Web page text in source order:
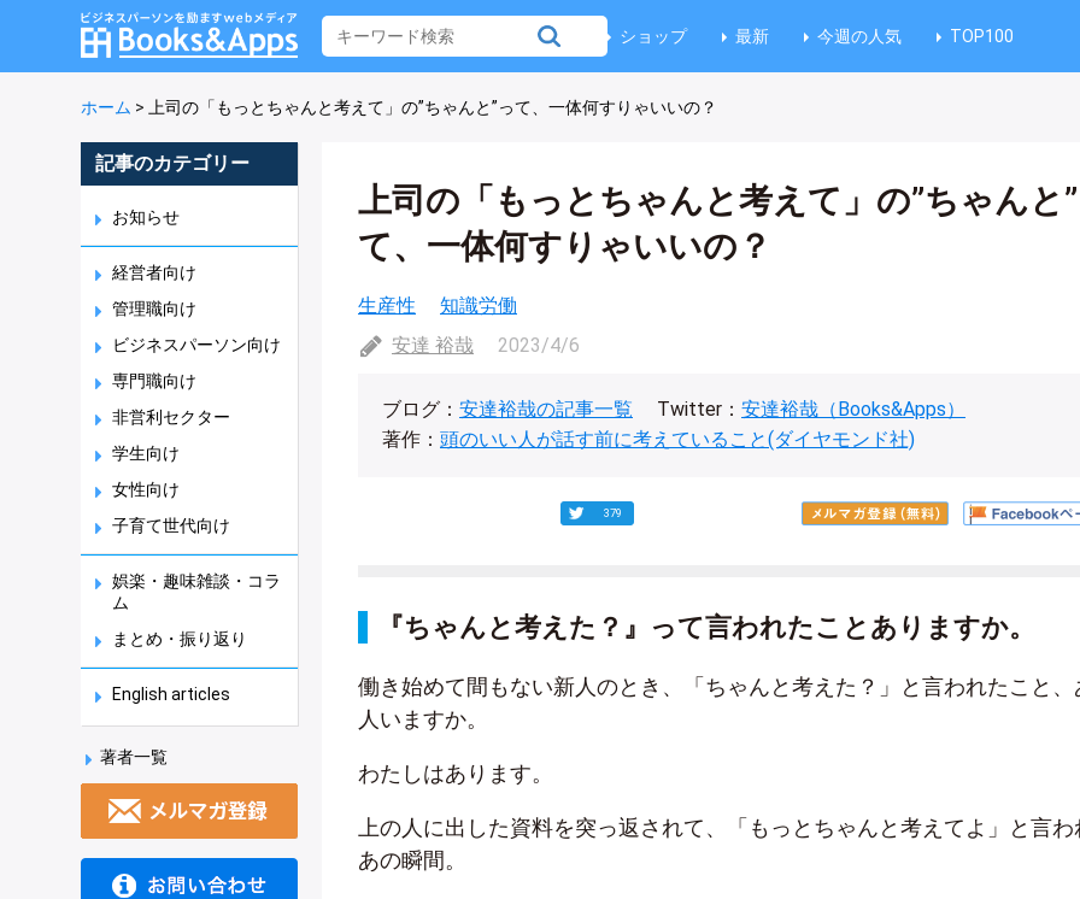
ショップ 最新 今週の人気 TOP100
ホーム > 上司の「もっとちゃんと考えて」の”ちゃんと”って、一体何すりゃいいの？
記事のカテゴリー
お知らせ
経営者向け
管理職向け
ビジネスパーソン向け
専門職向け
非営利セクター
学生向け
女性向け
子育て世代向け
娯楽・趣味雑談・コラ
ム
まとめ・振り返り
English articles
著者一覧
上司の「もっとちゃんと考えて」の”ちゃんと
て、一体何すりゃいいの？
生産性
知識労働
安達 裕哉
2023/4/6
ブログ： 安達裕哉の記事一覧 Twitter： 安達裕哉（Books&Apps）
著作： 頭のいい人が話す前に考えていること(ダイヤモンド社)
379
『ちゃんと考えた？』って言われたことありますか。
働き始めて間もない新人のとき、「ちゃんと考えた？」と言われたこと、
人いますか。
わたしはあります。
上の人に出した資料を突っ返されて、「もっとちゃんと考えてよ」と言わ
あの瞬間。